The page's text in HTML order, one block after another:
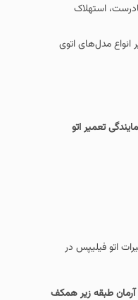
استهلاک
انواع مدل‌های اتوی
تعمیر اتو
اتو فیلیپس در
آرمان طبقه زیر همکف